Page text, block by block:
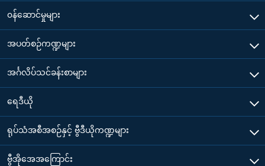
၀န်ဆောင်မှုများ
အပတ်စဉ်ကဏ္ဍများ
အင်္ဂလိပ်သင်ခန်းစာများ
ရေဒီယို
ရုပ်သံအစီအစဉ်နှင့် ဗွီဒီယိုကဏ္ဍများ
ဗွီအိုအေအကြောင်း